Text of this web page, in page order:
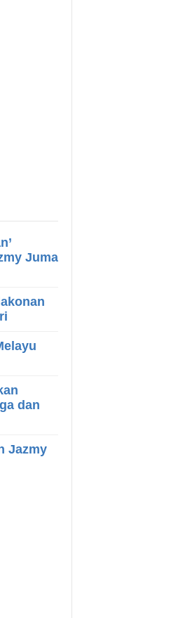
Juma
dan
Jazmy